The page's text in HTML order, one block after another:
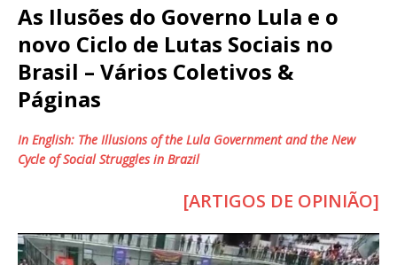
As Ilusões do Governo Lula e o
novo Ciclo de Lutas Sociais no
Brasil – Vários Coletivos &
Páginas
In English: The Illusions of the Lula Government and the New
Cycle of Social Struggles in Brazil
[ARTIGOS DE OPINIÃO]